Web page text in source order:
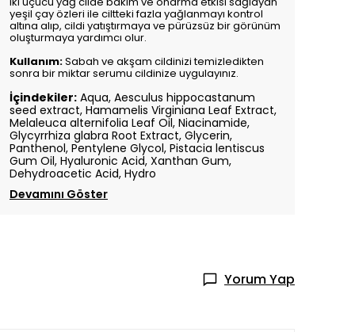
yeşil çay özleri ile ciltteki fazla yağlanmayı kontrol
altına alıp, cildi yatıştırmaya ve pürüzsüz bir görünüm
oluşturmaya yardımcı olur.
Kullanım:Sabah ve akşam cildinizi temizledikten
sonra bir miktar serumu cildinize uygulayınız.
İçindekiler: Aqua, Aesculus hippocastanum
seed extract, Hamamelis Virginiana Leaf Extract,
Melaleuca alternifolia Leaf Oil, Niacinamide,
Glycyrrhiza glabra Root Extract, Glycerin,
Panthenol, Pentylene Glycol, Pistacia lentiscus
Gum Oil, Hyaluronic Acid, Xanthan Gum,
Dehydroacetic Acid, Hydro
Devamını Göster
Yorum Yap